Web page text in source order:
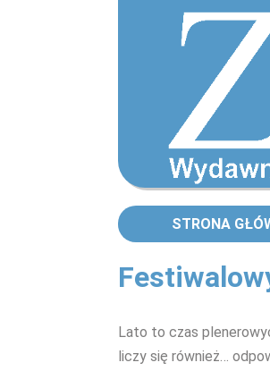
STRONA
Lato to czas
liczy się również…